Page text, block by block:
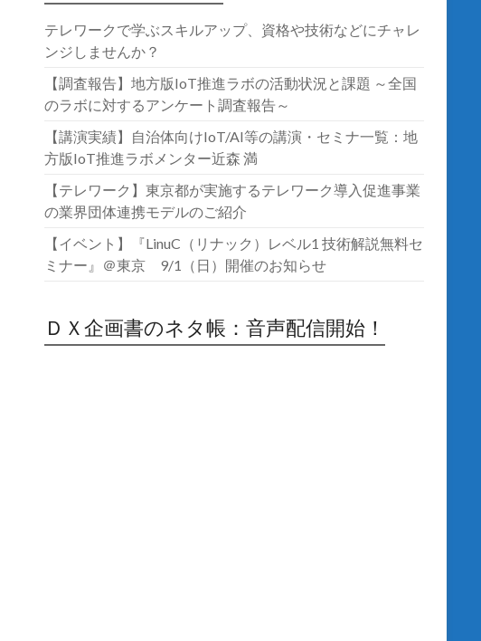
テレワークで学ぶスキルアップ、資格や技術などにチャレ
ンジしませんか？
【調査報告】地方版IoT推進ラボの活動状況と課題 ～全国
のラボに対するアンケート調査報告～
【講演実績】自治体向けIoT/AI等の講演・セミナ一覧：地
方版IoT推進ラボメンター近森 満
【テレワーク】東京都が実施するテレワーク導入促進事業
の業界団体連携モデルのご紹介
【イベント】『LinuC（リナック）レベル1 技術解説無料セ
ミナー』＠東京 9/1（日）開催のお知らせ
ＤＸ企画書のネタ帳：音声配信開始！